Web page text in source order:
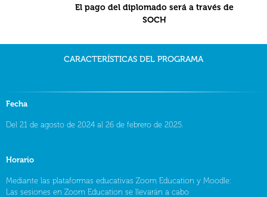
El pago del diplomado será a través de
SOCH
CARACTERÍSTICAS DEL PROGRAMA
Fecha
Del 21 de agosto de 2024 al 26 de febrero de 2025.
Horario
Mediante las plataformas educativas Zoom Education y Moodle:
Las sesiones en Zoom Education se llevarán a cabo